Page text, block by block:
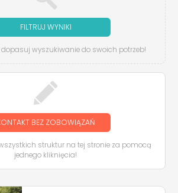
FILTRUJ WYNIKI
dopasuj wyszukiwanie do swoich potrzeb!
BEZ ZOBOWIĄZAŃ
struktur na tej stronie za pomocą
jednego kliknięcia!